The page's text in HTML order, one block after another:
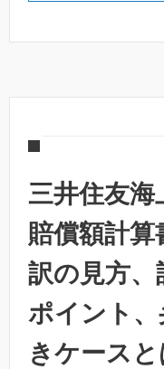
三井住友海
賠償額計算
訳の見方、
ポイント
きケースと